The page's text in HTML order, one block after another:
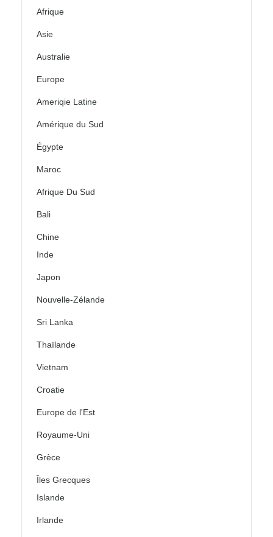
Afrique
Asie
Australie
Europe
Ameriqie Latine
Amérique du Sud
Égypte
Maroc
Afrique Du Sud
Bali
Chine
Inde
Japon
Nouvelle-Zélande
Sri Lanka
Thaïlande
Vietnam
Croatie
Europe de l'Est
Royaume-Uni
Grèce
Îles Grecques
Islande
Irlande